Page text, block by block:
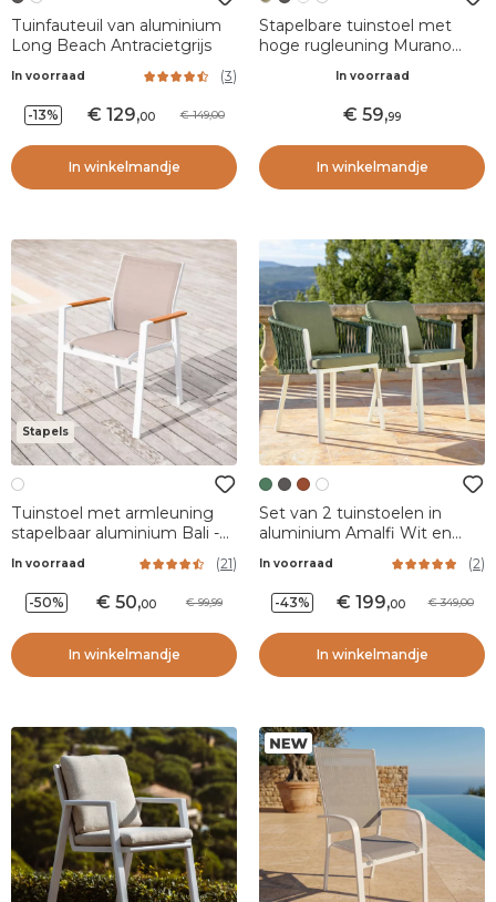
Tuinfauteuil van aluminium
Long Beach Antracietgrijs
In voorraad (3)
-13% 129,00 149,00
In winkelmandje
Stapelbare tuinstoel met
hoge rugleuning Murano
In voorraad
59,99
In winkelmandje
Stapels
Tuinstoel met armleuning
stapelbaar aluminium Bali -
In voorraad (21)
-50% 50,00 99,99
In winkelmandje
Set van 2 tuinstoelen in
aluminium Amalfi Wit en
In voorraad (2)
-43% 199,00 349,00
In winkelmandje